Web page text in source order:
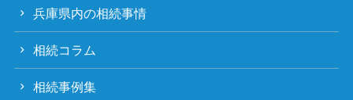
兵庫県内の相続事情
相続コラム
相続事例集